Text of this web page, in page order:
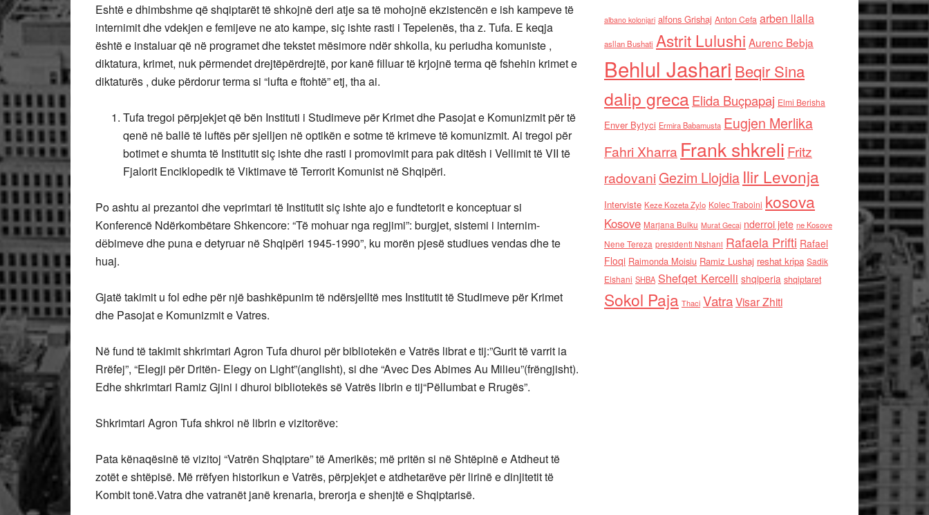
Eshtë e dhimbshme që shqiptarët të shkojnë deri atje sa të mohojnë ekzistencën e ish kampeve të
internimit dhe vdekjen e femijeve ne ato kampe, siç ishte rasti i Tepelenës, tha z. Tufa. E keqja
është e instaluar që në programet dhe tekstet mësimore ndër shkolla, ku periudha komuniste ,
diktatura, krimet, nuk përmendet drejtëpërdrejtë, por kanë filluar të krjojnë terma që fshehin krimet e
diktaturës , duke përdorur terma si “lufta e ftohtë” etj, tha ai.
Tufa tregoi përpjekjet që bën Instituti i Studimeve për Krimet dhe Pasojat e Komunizmit për të
qenë në ballë të luftës për sjelljen në optikën e sotme të krimeve të komunizmit. Ai tregoi për
botimet e shumta të Institutit siç ishte dhe rasti i promovimit para pak ditësh i Vellimit të VII të
Fjalorit Enciklopedik të Viktimave të Terrorit Komunist në Shqipëri.
Po ashtu ai prezantoi dhe veprimtari të Institutit siç ishte ajo e fundtetorit e konceptuar si
Konferencë Ndërkombëtare Shkencore: “Të mohuar nga regjimi”: burgjet, sistemi i internim-
dёbimeve dhe puna e detyruar në Shqipëri 1945-1990”, ku morën pjesë studiues vendas dhe te
huaj.
Gjatë takimit u fol edhe për një bashkëpunim të ndërsjelltë mes Institutit të Studimeve për Krimet
dhe Pasojat e Komunizmit e Vatres.
Në fund të takimit shkrimtari Agron Tufa dhuroi për bibliotekën e Vatrës librat e tij:”Gurit të varrit ia
Rrëfej”, “Elegji për Dritën- Elegy on Light”(anglisht), si dhe “Avec Des Abimes Au Milieu”(frëngjisht).
Edhe shkrimtari Ramiz Gjini i dhuroi bibliotekës së Vatrës librin e tij“Pëllumbat e Rrugës”.
Shkrimtari Agron Tufa shkroi në librin e vizitorëve:
Pata kënaqësinë të vizitoj “Vatrën Shqiptare” të Amerikës; më pritën si në Shtëpinë e Atdheut të
zotët e shtëpisë. Më rrëfyen historikun e Vatrës, përpjekjet e atdhetarëve për lirinë e dinjitetit të
Kombit tonë.Vatra dhe vatranët janë krenaria, brerorja e shenjtë e Shqiptarisë.
albano kolonjari alfons Grishaj Anton Cefa arben llalla
asllan Bushati Astrit Lulushi Aurenc Bebja
Behlul Jashari Beqir Sina
dalip grecaElida Buçpapaj Elmi Berisha
Enver Bytyci Ermira Babamusta Eugjen Merlika
Fahri Xharra Frank shkreli Fritz
radovaniGezim Llojdia Ilir Levonja
Interviste Keze Kozeta Zylo Kolec Traboini kosova
Kosove Marjana Bulku Murat Gecaj nderroi jete ne Kosove
Nene Tereza presidenti Nishani Rafaela Prifti Rafael
Floqi Raimonda Moisiu Ramiz Lushaj reshat kripa Sadik
Elshani SHBA Shefqet Kercelli shqiperia shqiptaret
Sokol Paja Thaci VatraVisar Zhiti